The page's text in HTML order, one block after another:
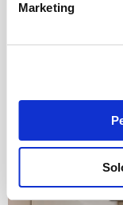
Marketing